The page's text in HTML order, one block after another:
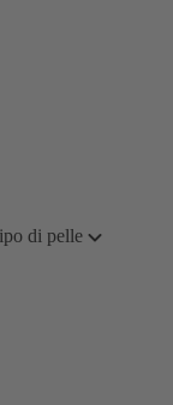
di pelle